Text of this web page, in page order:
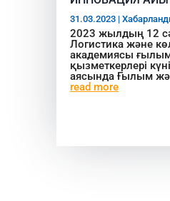
31.03.2023 |
2023 жылдың 12
Логистика және
академиясы
қызметкерлері
аясында Ғылым
read more